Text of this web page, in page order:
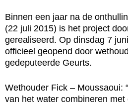
Binnen een jaar na de
(22 juli 2015) is het project
gerealiseerd. Op dinsdag 7
officieel geopend door
gedeputeerde Geurts.
Wethouder Fick – Moussaoui:
van het water combineren met